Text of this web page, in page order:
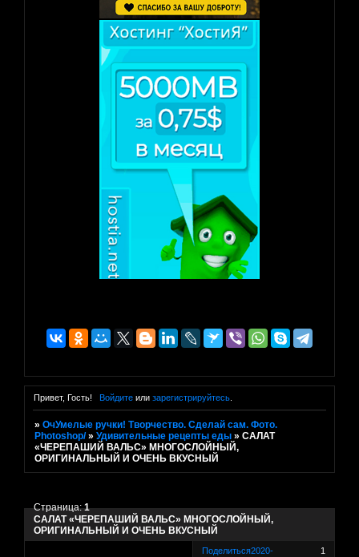
Привет, Гость! Войдитеили зарегистрируйтесь.
»ОчУмелые ручки! Творчество. Сделай сам. Фото.
Photoshop/ »Удивительные рецепты еды »САЛАТ
«ЧЕРЕПАШИЙ ВАЛЬС» МНОГОСЛОЙНЫЙ,
ОРИГИНАЛЬНЫЙ И ОЧЕНЬ ВКУСНЫЙ
САЛАТ «ЧЕРЕПАШИЙ ВАЛЬС» МНОГОСЛОЙНЫЙ,
ОРИГИНАЛЬНЫЙ И ОЧЕНЬ ВКУСНЫЙ
Страница:1
Поделиться 1
2020-